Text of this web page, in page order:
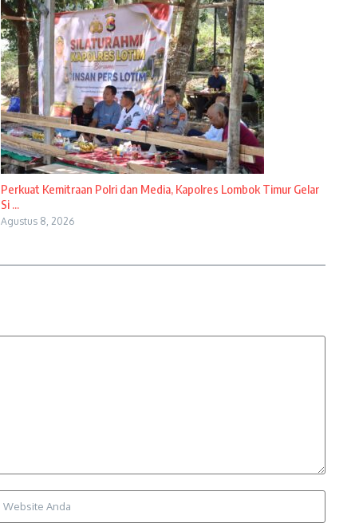
Perkuat Kemitraan Polri dan Media, Kapolres Lombok Timur Gelar
Si ...
Agustus 8, 2026